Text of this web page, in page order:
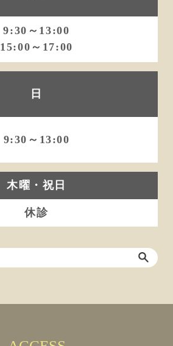
9:30～13:00
15:00～17:00
日
9:30～13:00
木曜・祝日
休診